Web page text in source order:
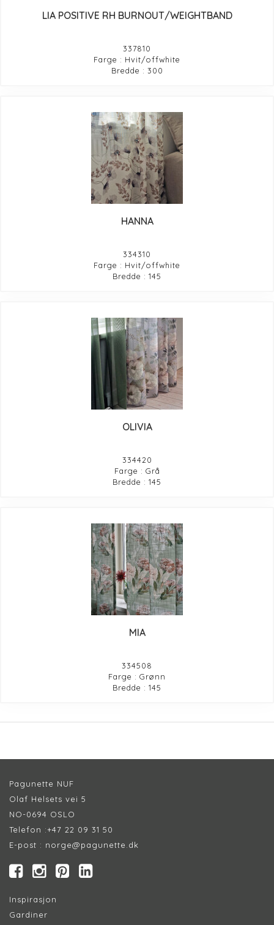
LIA POSITIVE RH BURNOUT/WEIGHTBAND
337810
Farge : Hvit/offwhite
Bredde : 300
HANNA
334310
Farge : Hvit/offwhite
Bredde : 145
OLIVIA
334420
Farge : Grå
Bredde : 145
MIA
334508
Farge : Grønn
Bredde : 145
Pagunette NUF
Olaf Helsets vei 5
NO-0694 OSLO
Telefon :+47 22 09 31 50
E-post : norge@pagunette.dk
Inspirasjon
Gardiner